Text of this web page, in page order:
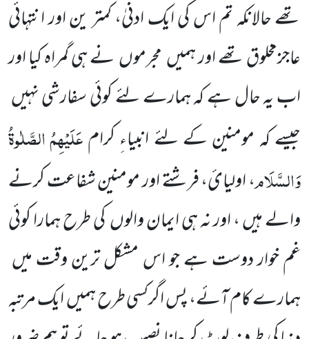
تھے حالانکہ تم اس کی ایک ادنیٰ، کمتر ین اور انتہائی
عاجزمخلوق تھے اور ہمیںمجرموںنے ہی گمراہ کیا اور
اب یہ حال ہے کہ ہمارے لئے کوئی سفارشی نہیں
جیسے کہ مومنین کے لئے انبیاءِ کرامعَلَیْہِمُالصَّلٰوۃُ
وَالسَّلَام، اولیائ، فرشتے اور مومنین شفاعت کرنے
والے ہیں ، اور نہ ہی ایمان والوںکی طرح ہمارا کوئی
غم خوار دوست ہے جو اس مشکل ترین وقت میں
ہمارے کام آئے، پس اگرکسی طرح ہمیںایک مرتبہ